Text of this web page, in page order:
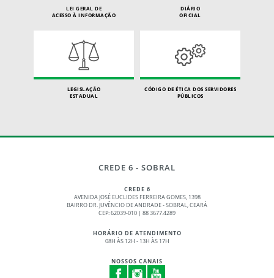
LEI GERAL DE
ACESSO À INFORMAÇÃO
DIÁRIO
OFICIAL
LEGISLAÇÃO
ESTADUAL
CÓDIGO DE ÉTICA DOS SERVIDORES
PÚBLICOS
CREDE 6 - SOBRAL
CREDE 6
AVENIDA JOSÉ EUCLIDES FERREIRA GOMES, 1398
BAIRRO DR. JUVÊNCIO DE ANDRADE - SOBRAL, CEARÁ
CEP: 62039-010 | 88 3677.4289
HORÁRIO DE ATENDIMENTO
08H ÀS 12H - 13H ÀS 17H
NOSSOS CANAIS